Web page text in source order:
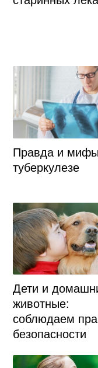
Правда и
туберкулезе
Дети и
животные:
соблюдаем
безопасности